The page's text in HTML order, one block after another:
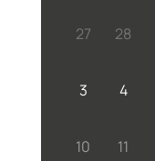
27 28
3 4
10 11